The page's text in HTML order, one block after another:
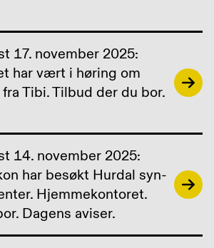
17. november 2025:
har vært i høring om
Tibi. Tilbud der du bor.
14. november 2025:
har besøkt Hurdal syn-
Hjemmekontoret.
Dagens aviser.